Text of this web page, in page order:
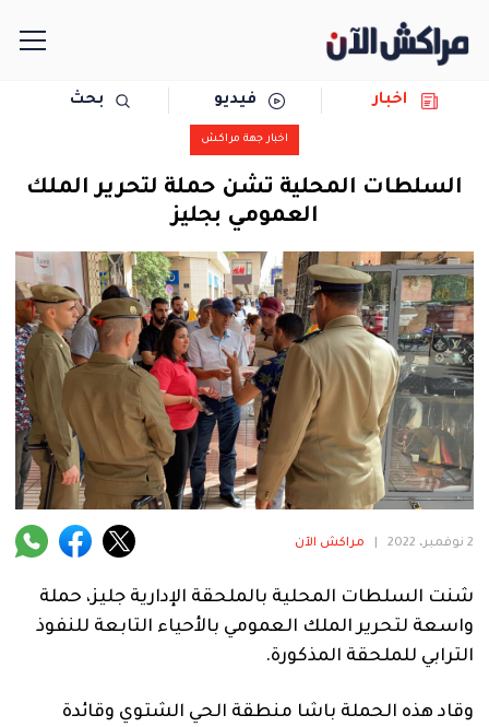
رياضة
حوادث
دولية
المرأة
فنية
منوعة
آراء
اخبار فيديو بحث
اخبار جهة مراكش
السلطات المحلية تشن حملة لتحرير الملك
العمومي بجليز
2 نوفمبر، 2022 مراكش الآن
شنت السلطات المحلية بالملحقة الإدارية جليز، حملة
واسعة لتحرير الملك العمومي بالأحياء التابعة للنفوذ
الترابي للملحقة المذكورة.
وقاد هذه الحملة باشا منطقة الحي الشتوي وقائدة